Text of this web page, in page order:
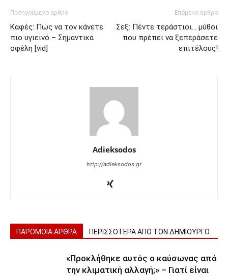
Προηγούμενο άρθρο
Καφές: Πώς να τον κάνετε
πιο υγιεινό – Σημαντικά
οφέλη [vid]
Επόμενο άρθρο
Σεξ: Πέντε τεράστιοι… μύθοι
που πρέπει να ξεπεράσετε
επιτέλους!
Adieksodos
http://adieksodos.gr
ΠΑΡΟΜΟΙΑ ΑΡΘΡΑ ΠΕΡΙΣΣΟΤΕΡΑ ΑΠΟ ΤΟΝ ΔΗΜΙΟΥΡΓΟ
«Προκλήθηκε αυτός ο καύσωνας από
την κλιματική αλλαγή;» – Γιατί είναι